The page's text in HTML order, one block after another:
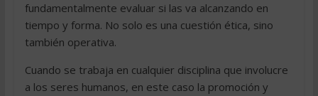
fundamentalmente evaluar si las va alcanzando en
tiempo y forma. No solo es una cuestión ética, sino
también operativa.
Cuando se trabaja en cualquier disciplina que involucre
a los seres humanos, en este caso la promoción y